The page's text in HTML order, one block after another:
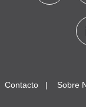
Contacto Sobre